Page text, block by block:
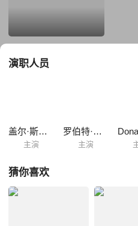
演职人员
盖尔·斯托姆
主演
罗伯特·洛瓦里
主演
猜你喜欢